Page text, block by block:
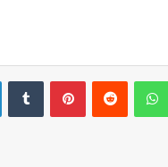
LinkedInTumblrPinterestReddit